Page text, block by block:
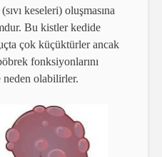
keseleri) oluşmasına
Bu kistler kedide
çok küçüktürler ancak
fonksiyonlarını
olabilirler.